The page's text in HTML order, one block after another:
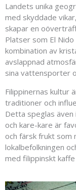
Landets unika
med skyddade
skapar en
Platser som El
kombination av
avslappnad
sina vattensporter
Filippinernas kultur
traditioner och
Detta speglas
och kare-kare är
och färsk frukt som
lokalbefolkningen
med filippinskt